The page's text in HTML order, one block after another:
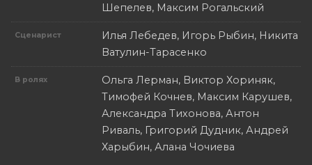
Шепелев, Максим Рогальский
Сценарист
Илья Лебедев, Игорь Рыбин, Никита
Ватулин-Тарасенко
В ролях
Ольга Лерман, Виктор Хориняк,
Тимофей Кочнев, Максим Карушев,
Александра Тихонова, Антон
Риваль, Григорий Дудник, Андрей
Харыбин, Алана Чочиева